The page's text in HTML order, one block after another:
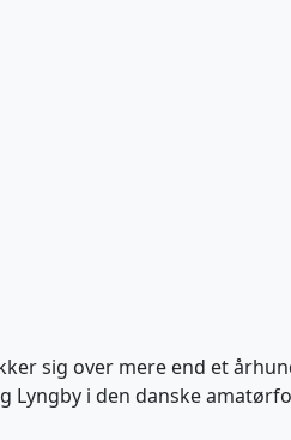
sig over mere end et
i den danske